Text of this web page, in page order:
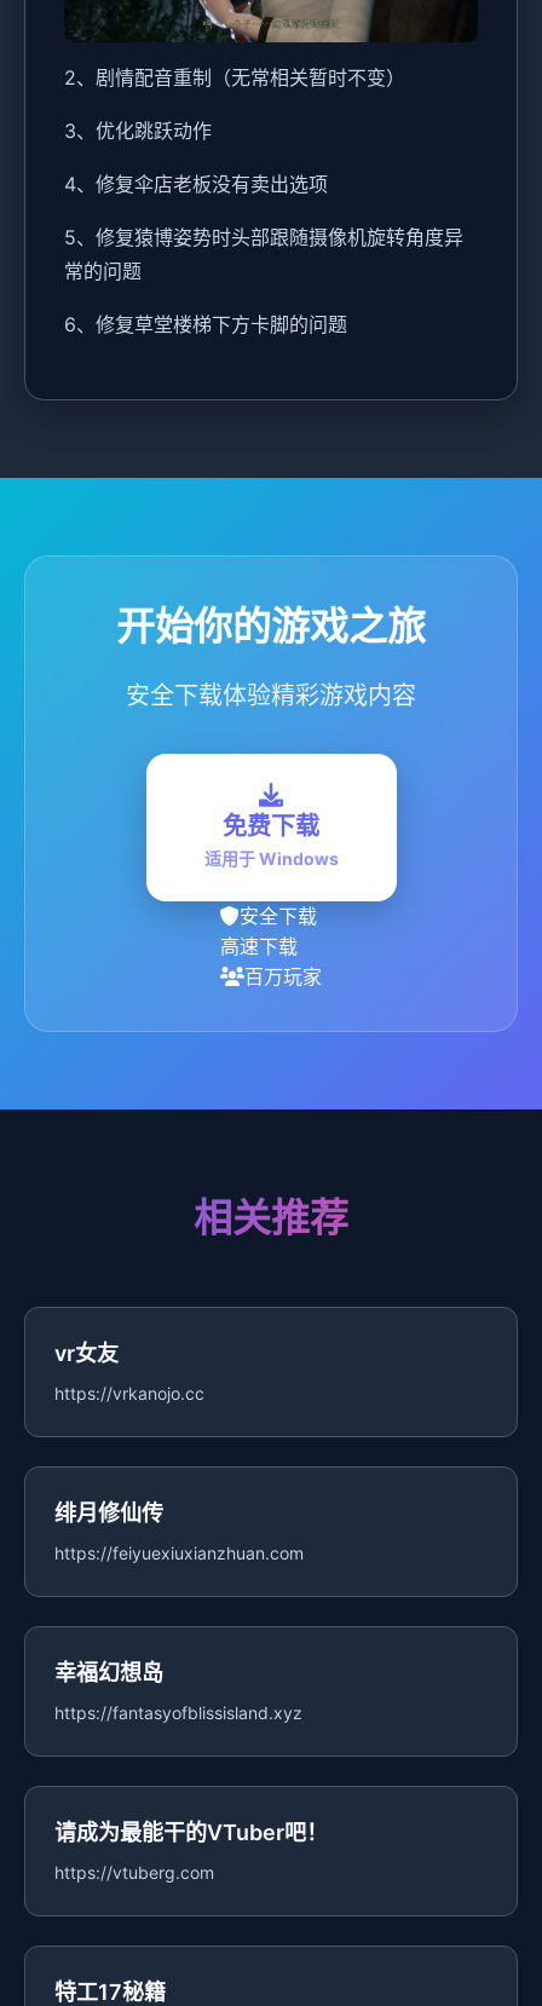
2、剧情配音重制（无常相关暂时不变）
3、优化跳跃动作
4、修复伞店老板没有卖出选项
5、修复猿博姿势时头部跟随摄像机旋转角度异
常的问题
6、修复草堂楼梯下方卡脚的问题
开始你的游戏之旅
安全下载体验精彩游戏内容
免费下载
适用于 Windows
安全下载
高速下载
百万玩家
相关推荐
vr女友
https://vrkanojo.cc
绯月修仙传
https://feiyuexiuxianzhuan.com
幸福幻想岛
https://fantasyofblissisland.xyz
请成为最能干的VTuber吧！
https://vtuberg.com
特工17秘籍